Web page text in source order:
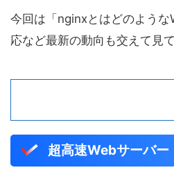
今回は「nginxとはどのよう
応など最新の動向も交えて見
超高速Webサーバ